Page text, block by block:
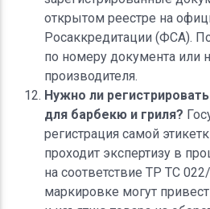
открытом реестре на
Росаккредитации (ФСА).
по номеру документа или
производителя.
Нужно ли
для барбекю и гриля?
регистрация самой
проходит экспертизу в
на соответствие ТР ТС
маркировке могут